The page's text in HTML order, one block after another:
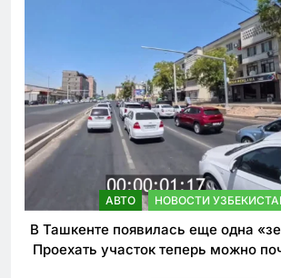
АВТО НОВОСТИ
В Ташкенте появилась еще одна
Проехать участок теперь можно